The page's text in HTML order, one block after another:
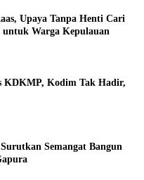
Upaya Tanpa Henti Cari
Warga Kepulauan
KDKMP, Kodim Tak Hadir,
Semangat Bangun